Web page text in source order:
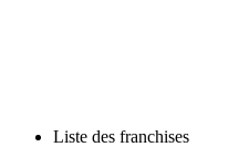
Liste des franchises